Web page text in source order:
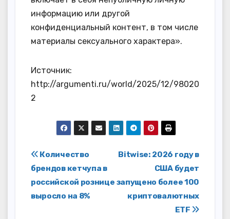
информацию или другой
конфиденциальный контент, в том числе
материалы сексуального характера».
Источник:
http://argumenti.ru/world/2025/12/98020
2
Навигация
по
записям
Bitwise: 2026 году в
США будет
запущено более 100
криптовалютных
ETF
Количество
брендов кетчупа в
российской рознице
выросло на 8%